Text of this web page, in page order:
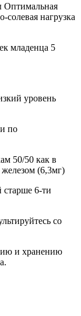
Оптимальная
солевая нагрузка
младенца 5
уровень
по
50/50 как в
(6,3мг)
старше 6-ти
со
и хранению